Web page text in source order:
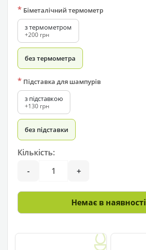
* Біметалічний термометр
з термометром
+200 грн
без термометра
* Підставка для шампурів
з підставкою
+130 грн
без підставки
Кількість:
-
+
Немає в наявності